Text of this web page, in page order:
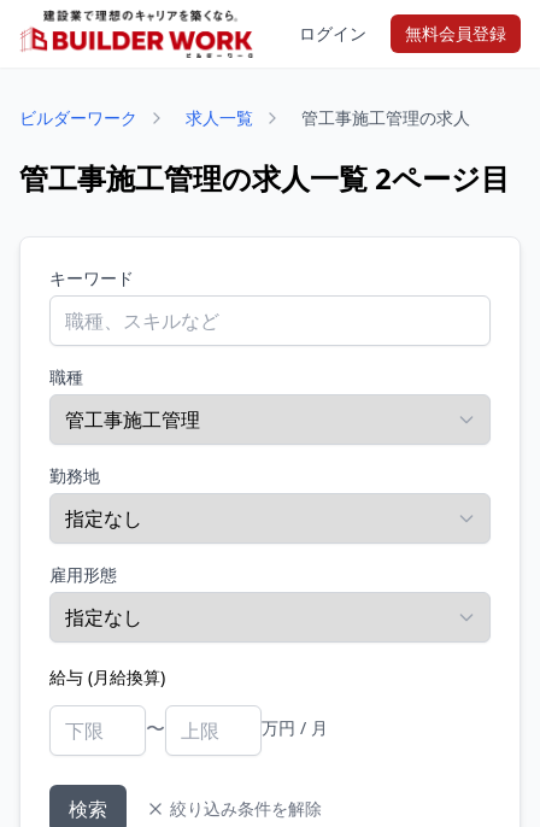
ログイン 無料会員登録
ビルダーワーク 求人一覧 管工事施工管理の求人
管工事施工管理の求人一覧 2ページ目
キーワード
職種
勤務地
雇用形態
給与 (月給換算)
〜 万円 / 月
検索 絞り込み条件を解除